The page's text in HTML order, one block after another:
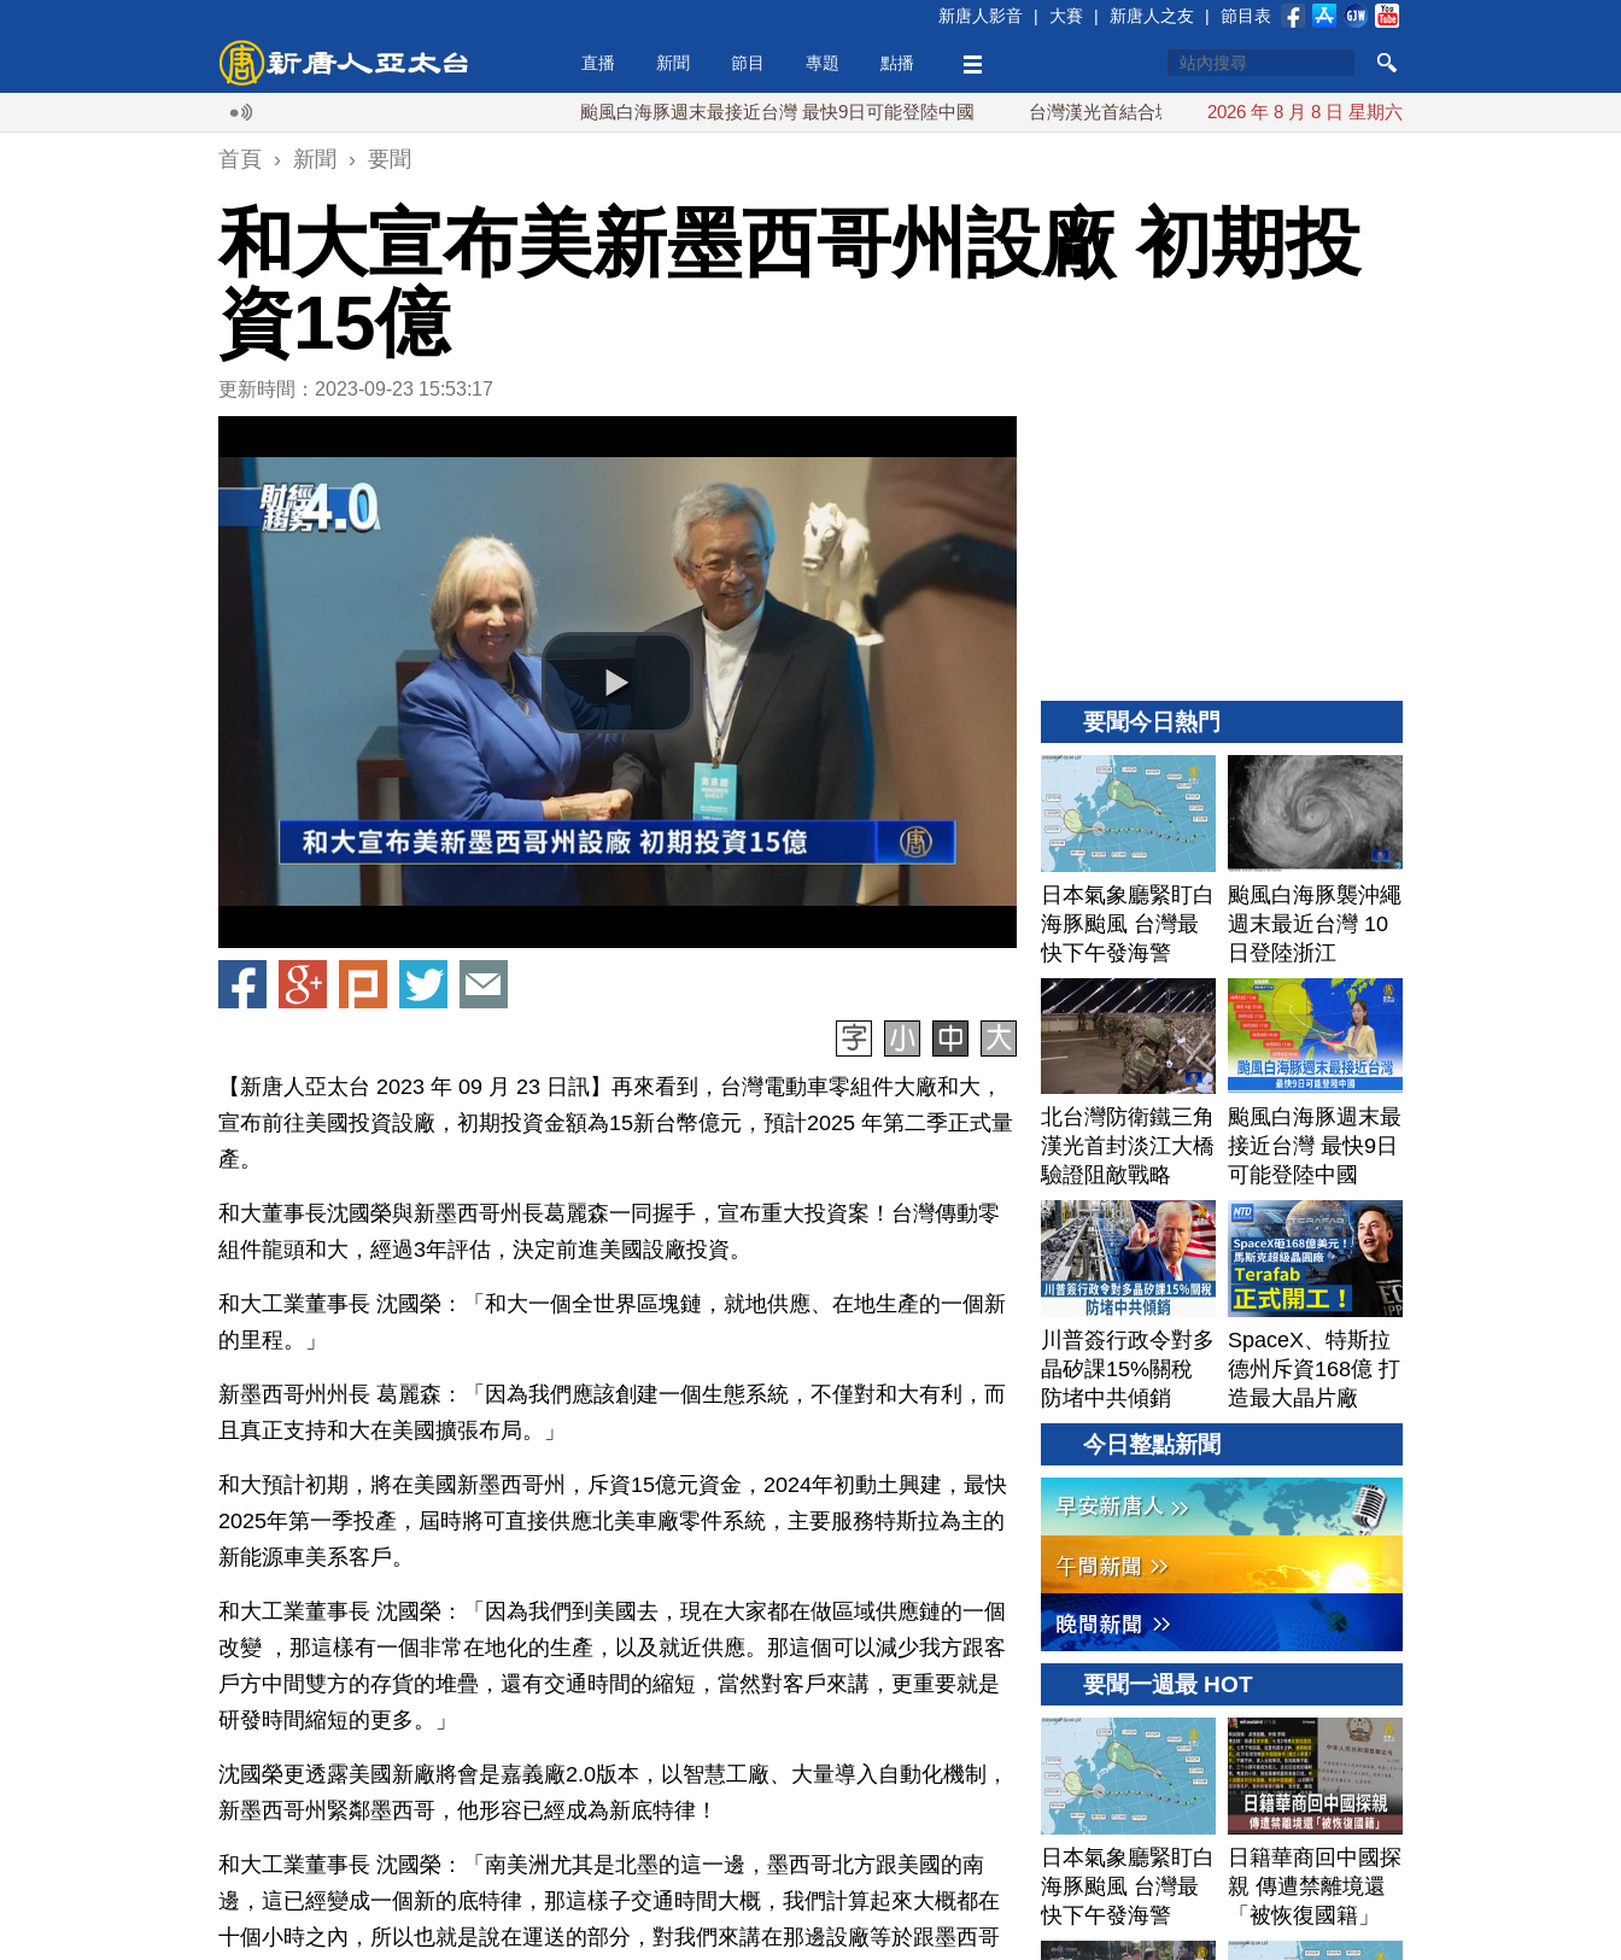
新唐人影音 | 大賽 | 新唐人之友 | 節目表
直播 新聞 節目 專題 點播
颱風白海豚週末最接近台灣 最快9日可能登陸中國 台灣漢光首結合城鎮演習 AIT連續發文讚「韌性台灣」
2026 年 8 月 8 日 星期六
首頁 › 新聞 › 要聞
和大宣布美新墨西哥州設廠 初期投
資15億
更新時間：2023-09-23 15:53:17
【新唐人亞太台 2023 年 09 月 23 日訊】再來看到，台灣電動車零組件大廠和大，
宣布前往美國投資設廠，初期投資金額為15新台幣億元，預計2025 年第二季正式量
產。
和大董事長沈國榮與新墨西哥州長葛麗森一同握手，宣布重大投資案！台灣傳動零
組件龍頭和大，經過3年評估，決定前進美國設廠投資。
和大工業董事長 沈國榮：「和大一個全世界區塊鏈，就地供應、在地生產的一個新
的里程。」
新墨西哥州州長 葛麗森：「因為我們應該創建一個生態系統，不僅對和大有利，而
且真正支持和大在美國擴張布局。」
和大預計初期，將在美國新墨西哥州，斥資15億元資金，2024年初動土興建，最快
2025年第一季投產，屆時將可直接供應北美車廠零件系統，主要服務特斯拉為主的
新能源車美系客戶。
和大工業董事長 沈國榮：「因為我們到美國去，現在大家都在做區域供應鏈的一個
改變 ，那這樣有一個非常在地化的生產，以及就近供應。那這個可以減少我方跟客
戶方中間雙方的存貨的堆疊，還有交通時間的縮短，當然對客戶來講，更重要就是
研發時間縮短的更多。」
沈國榮更透露美國新廠將會是嘉義廠2.0版本，以智慧工廠、大量導入自動化機制，
新墨西哥州緊鄰墨西哥，他形容已經成為新底特律！
和大工業董事長 沈國榮：「南美洲尤其是北墨的這一邊，墨西哥北方跟美國的南
邊，這已經變成一個新的底特律，那這樣子交通時間大概，我們計算起來大概都在
十個小時之內，所以也就是說在運送的部分，對我們來講在那邊設廠等於跟墨西哥
要聞今日熱門
日本氣象廳緊盯白
海豚颱風 台灣最
快下午發海警
颱風白海豚襲沖繩
週末最近台灣 10
日登陸浙江
北台灣防衛鐵三角
漢光首封淡江大橋
驗證阻敵戰略
颱風白海豚週末最
接近台灣 最快9日
可能登陸中國
川普簽行政令對多
晶矽課15%關稅
防堵中共傾銷
SpaceX、特斯拉
德州斥資168億 打
造最大晶片廠
Terafab
今日整點新聞
要聞一週最 HOT
日本氣象廳緊盯白
海豚颱風 台灣最
快下午發海警
日籍華商回中國探
親 傳遭禁離境還
「被恢復國籍」